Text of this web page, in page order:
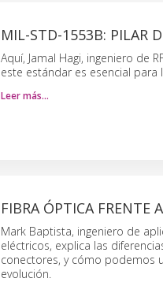
MIL-STD-1553B: PILAR
Aquí, Jamal Hagi, ingeniero de
este estándar es esencial
Leer más…
FIBRA ÓPTICA FRENTE
Mark Baptista, ingeniero de
eléctricos, explica las
conectores, y cómo podemos
evolución.